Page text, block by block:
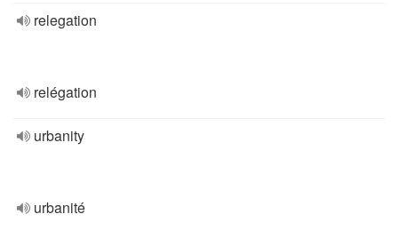
relegation
relégation
urbanity
urbanité